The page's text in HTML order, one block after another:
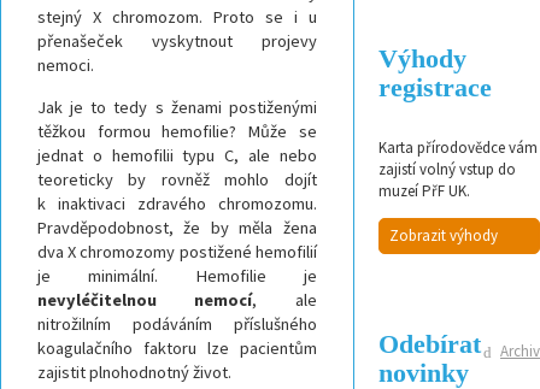
stejný X chromozom. Proto se i u
přenašeček vyskytnout projevy
nemoci.
Jak je to tedy s ženami postiženými
těžkou formou hemofilie? Může se
jednat o hemofilii typu C, ale nebo
teoreticky by rovněž mohlo dojít
k inaktivaci zdravého chromozomu.
Pravděpodobnost, že by měla žena
dva X chromozomy postižené hemofilií
je minimální. Hemofilie je
nevyléčitelnou nemocí, ale
nitrožilním podáváním příslušného
koagulačního faktoru lze pacientům
zajistit plnohodnotný život.
Výhody
registrace
Karta přírodovědce vám
zajistí volný vstup do
muzeí PřF UK.
Zobrazit výhody
Archiv
Odebírat
novinky